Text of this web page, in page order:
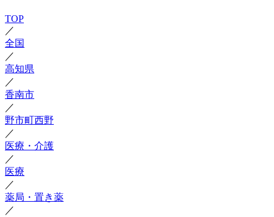
TOP
／
全国
／
高知県
／
香南市
／
野市町西野
／
医療・介護
／
医療
／
薬局・置き薬
／